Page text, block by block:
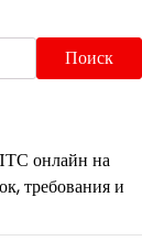
Поиск
онлайн на
требования и